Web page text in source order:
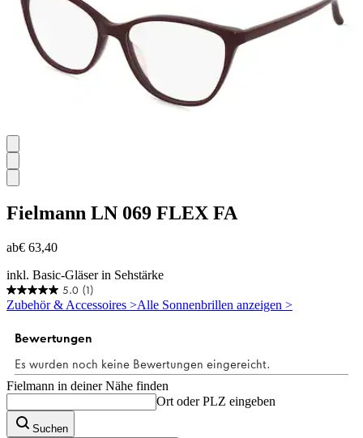
Fielmann LN 069 FLEX FA
ab€ 63,40
inkl. Basic-Gläser in Sehstärke
5.0 (1)
5.0
von
Sternen.
Bewertung
Zubehör & Accessoires >Alle Sonnenbrillen anzeigen >
Fielmann in deiner Nähe finden
Ort oder PLZ eingeben
Suchen